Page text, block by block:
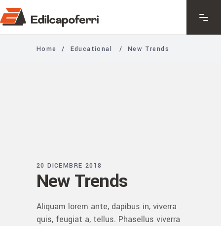
Home / Educational /New Trends
20 DICEMBRE 2018
New Trends
Aliquam lorem ante, dapibus in, viverra
quis, feugiat a, tellus. Phasellus viverra